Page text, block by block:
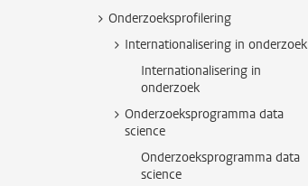
Onderzoeksprofilering
Internationalisering in onderzoek
Internationalisering in
onderzoek
Onderzoeksprogramma data
science
Onderzoeksprogramma data
science